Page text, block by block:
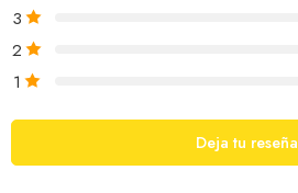
3
2
1
Deja tu reseña